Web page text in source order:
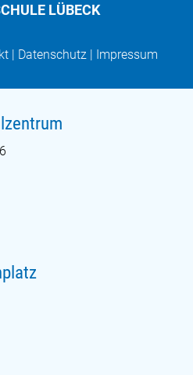
LÜBECK
| Datenschutz | Impressum